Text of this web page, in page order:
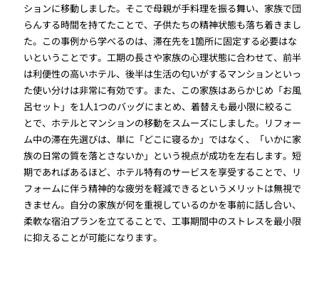
ションに移動しました。そこで母親が手料理を振る舞い、家族で団
らんする時間を持てたことで、子供たちの精神状態も落ち着きまし
た。この事例から学べるのは、滞在先を1箇所に固定する必要はな
いということです。工期の長さや家族の心理状態に合わせて、前半
は利便性の高いホテル、後半は生活の匂いがするマンションといっ
た使い分けは非常に有効です。また、この家族はあらかじめ「お風
呂セット」を1人1つのバッグにまとめ、着替えも最小限に絞るこ
とで、ホテルとマンションの移動をスムーズにしました。リフォー
ム中の滞在先選びは、単に「どこに寝るか」ではなく、「いかに家
族の日常の質を落とさないか」という視点が成功を左右します。短
期であればあるほど、ホテル特有のサービスを享受することで、リ
フォームに伴う精神的な疲労を軽減できるというメリットは無視で
きません。自分の家族が何を重視しているのかを事前に話し合い、
柔軟な宿泊プランを立てることで、工事期間中のストレスを最小限
に抑えることが可能になります。